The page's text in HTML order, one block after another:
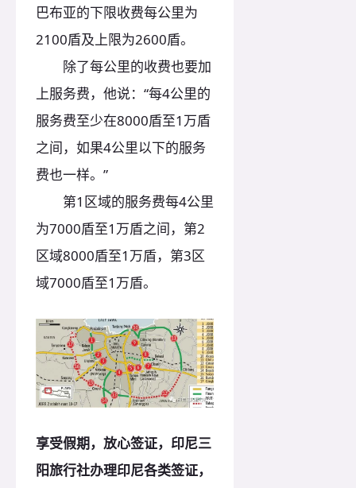
巴布亚的下限收费每公里为
2100盾及上限为2600盾。
除了每公里的收费也要加
上服务费，他说：“每4公里的
服务费至少在8000盾至1万盾
之间，如果4公里以下的服务
费也一样。”
第1区域的服务费每4公里
为7000盾至1万盾之间，第2
区域8000盾至1万盾，第3区
域7000盾至1万盾。
享受假期，放心签证，印尼三
阳旅行社办理印尼各类签证，